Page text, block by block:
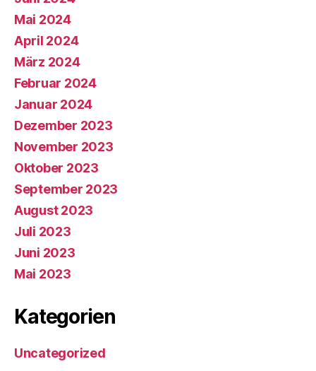
Mai 2024
April 2024
März 2024
Februar 2024
Januar 2024
Dezember 2023
November 2023
Oktober 2023
September 2023
August 2023
Juli 2023
Juni 2023
Mai 2023
Kategorien
Uncategorized